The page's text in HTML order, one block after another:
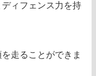
ィフェンス力を持
走ることができま